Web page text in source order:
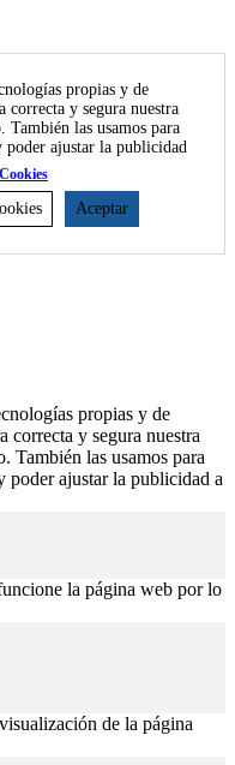
propias y de
correcta y segura nuestra
También las usamos para
poder ajustar la publicidad
Aceptar
propias y de
correcta y segura nuestra
También las usamos para
poder ajustar la publicidad a
la página web por lo
de la página